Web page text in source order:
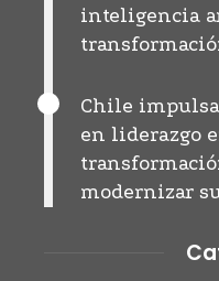
inteligencia
Chile
en liderazgo
modernizar